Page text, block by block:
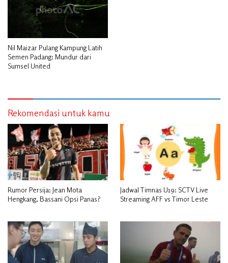
Nil Maizar Pulang Kampung Latih
Semen Padang: Mundur dari
Sumsel United
Rekomendasi untuk kamu
Rumor Persija: Jean Mota
Hengkang, Bassani Opsi Panas?
Jadwal Timnas U19: SCTV Live
Streaming AFF vs Timor Leste